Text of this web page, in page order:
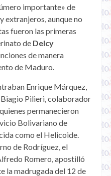
importante» de
extranjeros, aunque no
fueron las primeras
de Delcy
de manera
de Maduro.
Enrique Márquez,
Pilieri, colaborador
, quienes permanecieron
Bolivariano de
como el Helicoide.
de Rodríguez, el
Romero, apostilló
la madrugada del 12 de